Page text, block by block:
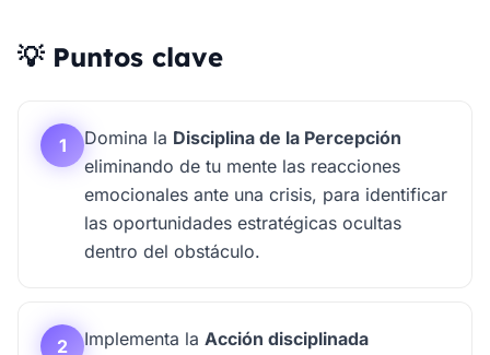
💡 Puntos clave
1 Domina la Disciplina de la Percepción
eliminando de tu mente las reacciones
emocionales ante una crisis, para identificar
las oportunidades estratégicas ocultas
dentro del obstáculo.
2 Implementa la Acción disciplinada